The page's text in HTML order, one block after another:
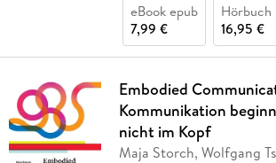
eBook epub
7,99 €
Hörbuch
16,95 €
Embodied
Kommunikation
nicht im Kopf
Maja Storch, Wolfgang